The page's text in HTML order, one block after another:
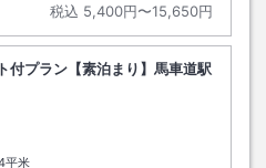
税込 5,400円〜15,650円
付プラン【素泊まり】馬車道駅
平米